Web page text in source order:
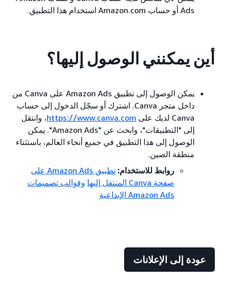
Ads أو حساب Amazon.com استخدام هذا التطبيق.
أين يمكنني الوصول إليها؟
يمكن الوصول إلى تطبيق Amazon Ads على Canva من
داخل متجر Canva. اشترك أو سجّل الدخول إلى حساب
Canva لديك على
https://www.canva.com، وانتقل
إلى "التطبيقات"، وابحث عن "Amazon Ads". يمكن
الوصول إلى هذا التطبيق في جميع أنحاء العالم، باستثناء
منطقة الصين.
روابط للاستخدام:
تطبيق Amazon Ads على
صفحة Canva المنتقل إليها
وقوالب تصميمات
Amazon Ads الإبداعية
عودة إلى الإعلانات